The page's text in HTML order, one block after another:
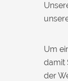
Um
damit
der